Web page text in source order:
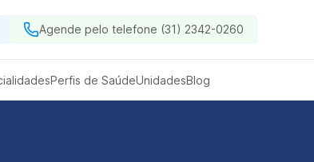
Agende pelo telefone (31) 2342-0260
Perfis de SaúdeUnidadesBlog